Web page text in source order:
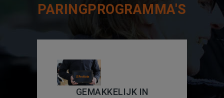
PARINGPROGRAMMA'S
GEMAKKELIJK IN